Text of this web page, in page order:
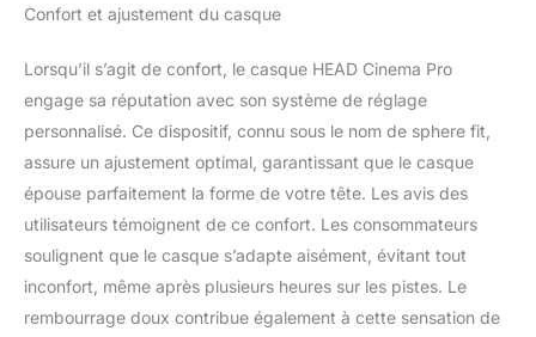
sports d'hiver Le
Fit de HEAD garantit un
ajustement parfait Le
verre miroir bien ventilé
Lens Exchange
permettent une
adaptation rapide à
toutes les conditions
météorologiques Avec le
casque Cinema Pro,
vous êtes toujours
Confort et ajustement du casque
Lorsqu’il s’agit de confort, le casque HEAD Cinema Pro
engage sa réputation avec son système de réglage
personnalisé. Ce dispositif, connu sous le nom de sphere fit,
assure un ajustement optimal, garantissant que le casque
épouse parfaitement la forme de votre tête. Les avis des
utilisateurs témoignent de ce confort. Les consommateurs
soulignent que le casque s’adapte aisément, évitant tout
inconfort, même après plusieurs heures sur les pistes. Le
rembourrage doux contribue également à cette sensation de